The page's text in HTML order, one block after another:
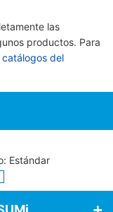
las
productos. Para
catálogos del
Estándar